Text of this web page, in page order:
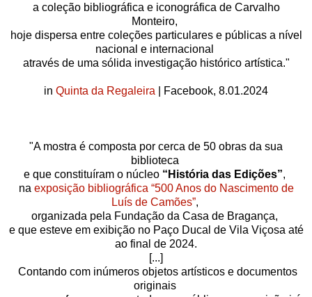
a coleção bibliográfica e iconográfica de Carvalho
Monteiro,
hoje dispersa entre coleções particulares e públicas a nível
nacional e internacional
através de uma sólida investigação histórico artística."
in Quinta da Regaleira | Facebook, 8.01.2024
"A mostra é composta por cerca de 50 obras da sua
biblioteca
e que constituíram o núcleo “História das Edições”,
na exposição bibliográfica “500 Anos do Nascimento de
Luís de Camões”,
organizada pela Fundação da Casa de Bragança,
e que esteve em exibição no Paço Ducal de Vila Viçosa até
ao final de 2024.
[...]
Contando com inúmeros objetos artísticos e documentos
originais